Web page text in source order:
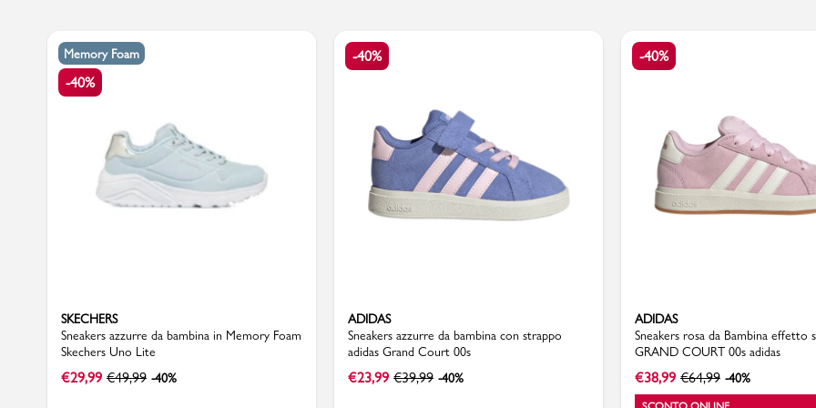
Memory Foam
-40%
SKECHERS
Sneakers azzurre da bambina in Memory Foam
Skechers Uno Lite
€29,99 €49,99 -40%
-40%
ADIDAS
Sneakers azzurre da bambina con strappo
adidas Grand Court 00s
€23,99 €39,99 -40%
-40%
ADIDAS
Sneakers rosa da Bambina effetto
GRAND COURT 00s adidas
€38,99 €64,99 -40%